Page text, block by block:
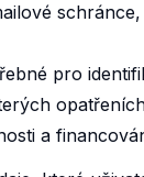
pro
a